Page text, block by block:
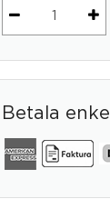
Betala